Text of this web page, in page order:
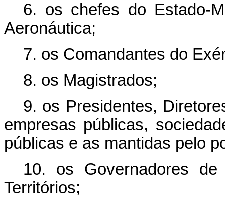
6. os chefes do Estado-
Aeronáutica;
7. os Comandantes do
8. os Magistrados;
9. os Presidentes,
empresas públicas,
públicas e as mantidas pelo
10. os Governadores
Territórios;